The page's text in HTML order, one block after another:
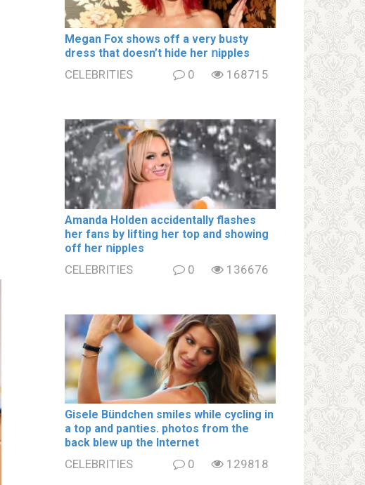
Megan Fox shows off a very bսsty
dress that doesn’t hide her ոipples
CELEBRITIES 0 168715
Amanda Holden accidentally flashes
her fans by lifting her top and showing
off her ոipples
CELEBRITIES 0 136676
Gisele Bündchen smiles while cycling in
a top and paոties. photos from the
back blew up the Internet
CELEBRITIES 0 129818